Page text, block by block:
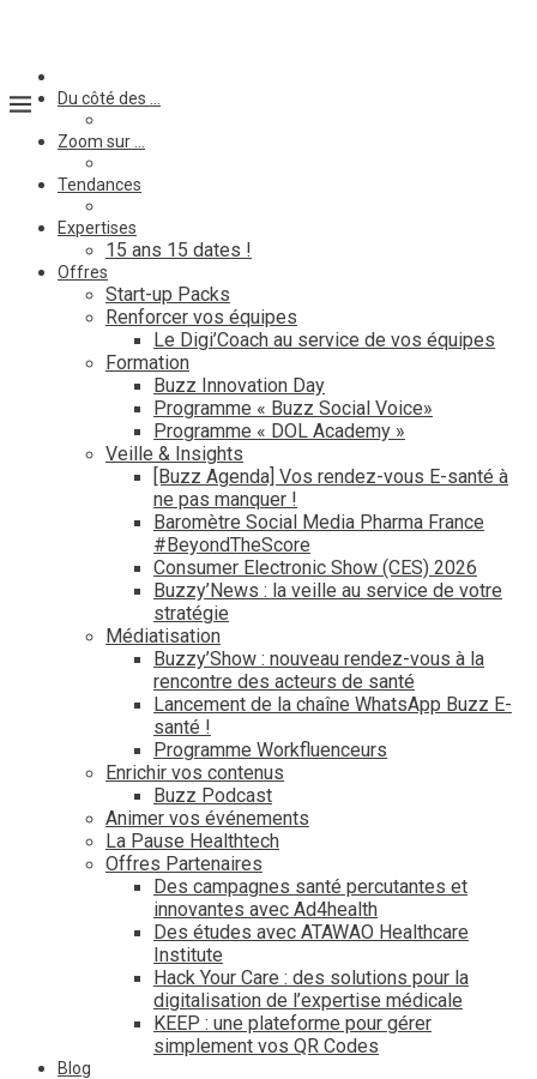
Du côté des …
Zoom sur …
Tendances
Expertises
15 ans 15 dates !
Offres
Start-up Packs
Renforcer vos équipes
Le Digi’Coach au service de vos équipes
Formation
Buzz Innovation Day
Programme « Buzz Social Voice»
Programme « DOL Academy »
Veille & Insights
[Buzz Agenda] Vos rendez-vous E-santé à
ne pas manquer !
Baromètre Social Media Pharma France
#BeyondTheScore
Consumer Electronic Show (CES) 2026
Buzzy’News : la veille au service de votre
stratégie
Médiatisation
Buzzy’Show : nouveau rendez-vous à la
rencontre des acteurs de santé
Lancement de la chaîne WhatsApp Buzz E-
santé !
Programme Workfluenceurs
Enrichir vos contenus
Buzz Podcast
Animer vos événements
La Pause Healthtech
Offres Partenaires
Des campagnes santé percutantes et
innovantes avec Ad4health
Des études avec ATAWAO Healthcare
Institute
Hack Your Care : des solutions pour la
digitalisation de l’expertise médicale
KEEP : une plateforme pour gérer
simplement vos QR Codes
Blog